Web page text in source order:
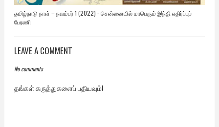
தமிழ்நாடு நாள் – நவம்பர் 1 (2022) - சென்னையில் மாபெரும் இந்தி எதிர்ப்புப்
பேரணி
LEAVE A COMMENT
No comments
தங்கள் கருத்துகளைப் பதியவும்!